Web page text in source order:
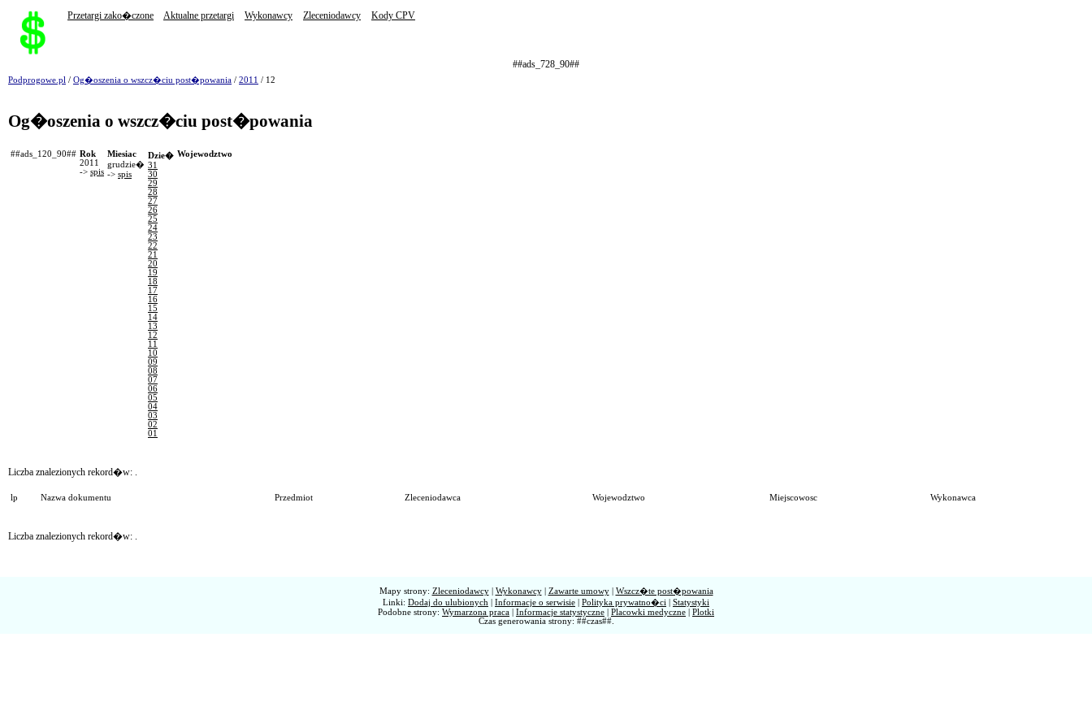
Przetargi zako�czone Aktualne przetargi Wykonawcy Zleceniodawcy Kody CPV
##ads_728_90##
Podprogowe.pl / Og�oszenia o wszcz�ciu post�powania / 2011 / 12
Og�oszenia o wszcz�ciu post�powania
##ads_120_90## Rok
2011
-> spis
Miesiac
grudzie�
-> spis
Dzie�
31
30
29
28
27
26
25
24
23
22
21
20
19
18
17
16
15
14
13
12
11
10
09
08
07
06
05
04
03
02
01
Wojewodztwo
Liczba znalezionych rekord�w:
lp Nazwa dokumentu Przedmiot Zleceniodawca Wojewodztwo Miejscowosc Wykonawca
Liczba znalezionych rekord�w:
Mapy strony: Zleceniodawcy| Wykonawcy| Zawarte umowy| Wszcz�te post�powania
Linki: Dodaj do ulubionych Informacje o serwisie Polityka prywatno�ci
Statystyki
Podobne strony: Wymarzona praca Informacje statystyczne Placowki medyczne
Plotki
Czas generowania strony: ##czas##.